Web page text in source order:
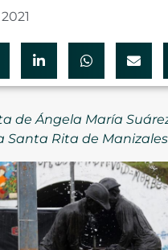
deÁngela María
Santa Rita de